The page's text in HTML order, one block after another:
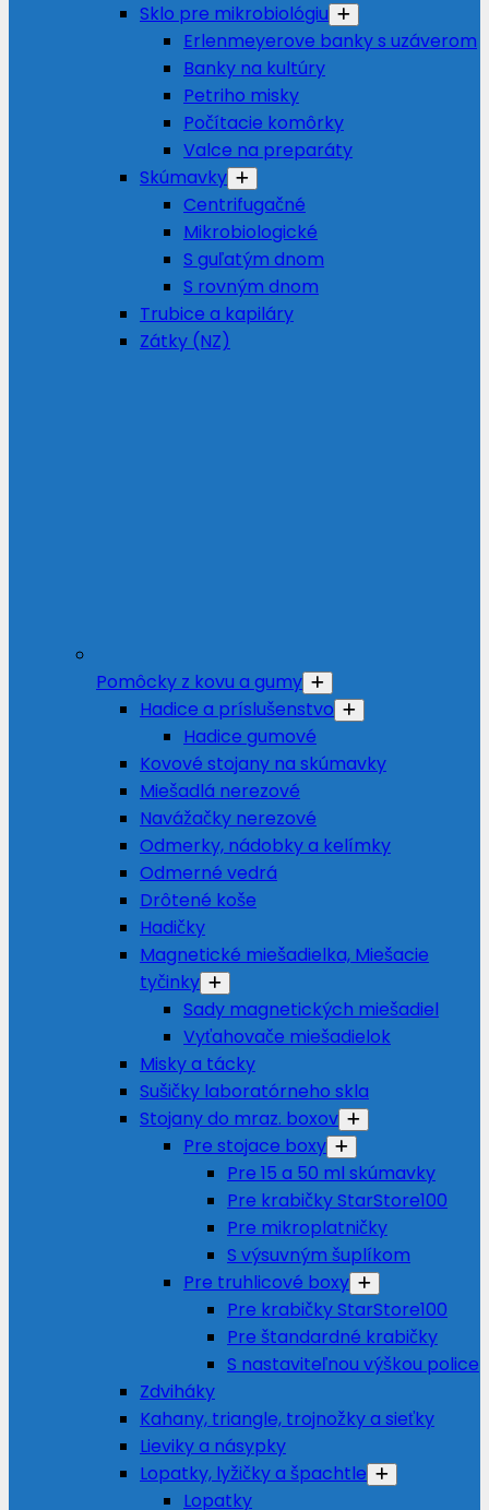
Sklo pre mikrobiológiu
Erlenmeyerove banky s uzáverom
Banky na kultúry
Petriho misky
Počítacie komôrky
Valce na preparáty
Skúmavky
Centrifugačné
Mikrobiologické
S guľatým dnom
S rovným dnom
Trubice a kapiláry
Zátky (NZ)
Pomôcky z kovu a gumy
Hadice a príslušenstvo
Hadice gumové
Kovové stojany na skúmavky
Miešadlá nerezové
Navážačky nerezové
Odmerky, nádobky a kelímky
Odmerné vedrá
Drôtené koše
Hadičky
Magnetické miešadielka, Miešacie
tyčinky
Sady magnetických miešadiel
Vyťahovače miešadielok
Misky a tácky
Sušičky laboratórneho skla
Stojany do mraz. boxov
Pre stojace boxy
Pre 15 a 50 ml skúmavky
Pre krabičky StarStore100
Pre mikroplatničky
S výsuvným šuplíkom
Pre truhlicové boxy
Pre krabičky StarStore100
Pre štandardné krabičky
S nastaviteľnou výškou police
Zdviháky
Kahany, triangle, trojnožky a sieťky
Lieviky a násypky
Lopatky, lyžičky a špachtle
Lopatky